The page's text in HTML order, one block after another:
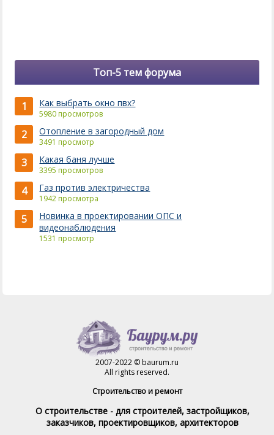
Топ-5 тем форума
1 Как выбрать окно пвх?
5980 просмотров
2 Отопление в загородный дом
3491 просмотр
3 Какая баня лучше
3395 просмотров
4 Газ против электричества
1942 просмотра
5
Новинка в проектировании ОПС и
видеонаблюдения
1531 просмотр
2007-2022 © baurum.ru
All rights reserved.
Строительство и ремонт
О строительстве - для строителей, застройщиков,
заказчиков, проектировщиков, архитекторов